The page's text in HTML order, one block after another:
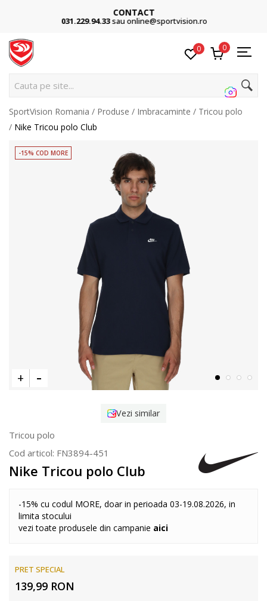
CONTACT
031.229.94.33sau online@sportvision.ro
0 0
Cauta pe site...
SportVision Romania Produse Imbracaminte
Tricou polo
Nike Tricou polo Club
-15% COD MORE
Vezi similar
Tricou polo
Cod articol: FN3894-451
Nike Tricou polo Club
-15% cu codul MORE, doar in perioada 03-19.08.2026, in
limita stocului
vezi toate produsele din campanie aici
PRET SPECIAL
139,99 RON